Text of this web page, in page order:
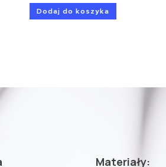
Dodaj do koszyka
Materiały: